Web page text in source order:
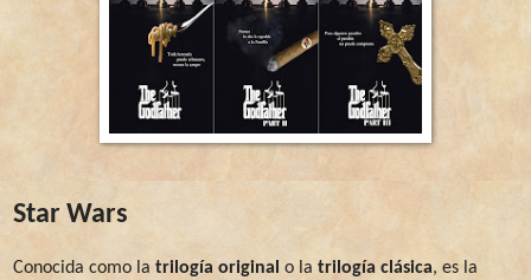
Star Wars
Conocida como la trilogía original o la trilogía clásica, es la